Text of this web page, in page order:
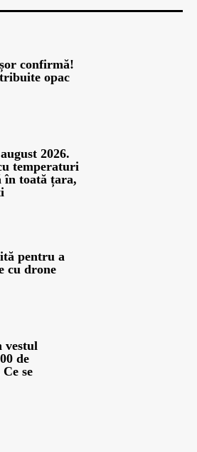
confirmă!
opac
2026.
temperaturi
în toată țara,
pentru a
cu drone
vestul
de
se